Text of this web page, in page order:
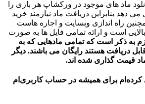
ماد های موجود در ورکشاپ هر بازی را
می دهد بنابراین دریافت ماد نیازمند خرید
راه اندازی وبسایت و اجاره هاست
بالایی است و ارائه تمامی فایل ها به صورت
به ذکر است که تمامی مادهایی که به
دریافت هستند رایگان می باشند. دیگر
قیمت گذاری شده اند.
کرده‌ام برای همیشه در حساب‌ کاربری‌ام